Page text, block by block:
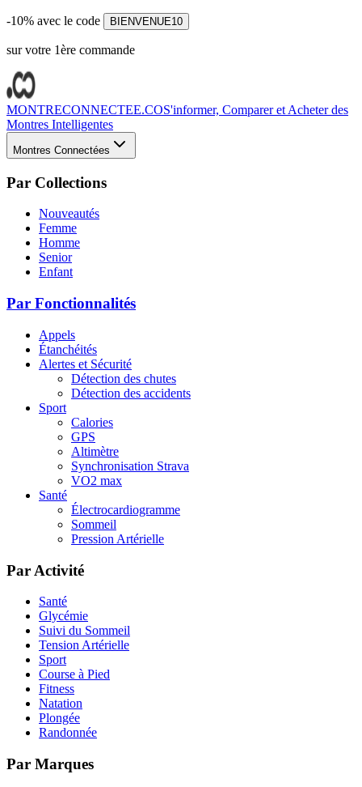
-10% avec le code BIENVENUE10
sur votre 1ère commande
MONTRECONNECTEE.COS'informer, Comparer et Acheter des
Montres Intelligentes
Montres Connectées
Par Collections
Nouveautés
Femme
Homme
Senior
Enfant
Par Fonctionnalités
Appels
Étanchéités
Alertes et Sécurité
Détection des chutes
Détection des accidents
Sport
Calories
GPS
Altimètre
Synchronisation Strava
VO2 max
Santé
Électrocardiogramme
Sommeil
Pression Artérielle
Par Activité
Santé
Glycémie
Suivi du Sommeil
Tension Artérielle
Sport
Course à Pied
Fitness
Natation
Plongée
Randonnée
Par Marques